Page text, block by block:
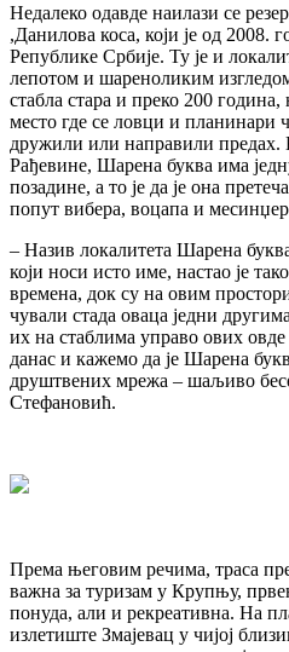
Недалеко одавде наилази се
,Данилова коса, који је од 2008.
Републике Србије. Ту је и
лепотом и шареноликим
стабла стара и преко 200
место где се ловци и планинари
дружили или направили
Рађевине, Шарена буква има
позадине, а то је да је она
попут вибера, воцапа и
– Назив локалитета Шарена
који носи исто име, настао је
времена, док су на овим
чували стада оваца једни
их на стаблима управо ових
данас и кажемо да је Шарена
друштвених мрежа – шаљиво
Стефановић.
Према његовим речима, траса
важна за туризам у Крупњу,
понуда, али и рекреативна. На
излетиште Змајевац у чијој